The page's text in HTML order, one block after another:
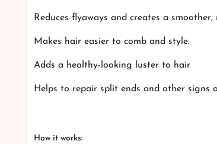
Reduces flyaways and creates a
Makes hair easier to comb and style.
Adds a healthy-looking luster to hair
Helps to repair split ends and other signs
How it works: